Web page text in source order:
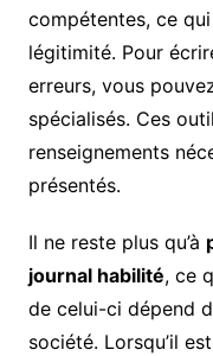
compétentes, ce
légitimité. Pour
erreurs, vous
spécialisés. Ces
renseignements
présentés.
Il ne reste plus qu’à
journal habilité, ce
de celui-ci dépend
société. Lorsqu’il